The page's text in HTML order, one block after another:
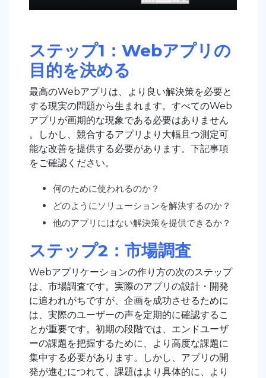
ステップ1：Webアプリの
目的を決める
最高のWebアプリは、より良い解決策を必要と
する現実の問題から生まれます。すべてのWeb
アプリが画期的な現象である必要はありません
。しかし、競合するアプリより大幅且つ測定可
能な改善を提供する必要があります。下記事項
をご確認ください。
何のために使われるのか？
どのようにソリューションを解決するのか？
他のアプリにはない解決策を提供できるか？
ステップ2：市場調査
Webアプリケーションの作り方の次のステップ
は、市場調査です。実際のアプリの設計・開発
に追われがちですが、企画を成功させるために
は、実際のユーザーの声を定期的に確認するこ
とが重要です。初期の段階では、エンドユーザ
ーの課題を把握するために、より高度な課題に
集中する必要があります。しかし、アプリの開
発が進むにつれて、課題はより具体的に、より